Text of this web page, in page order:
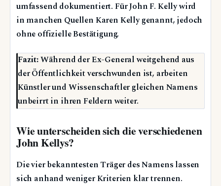
umfassend dokumentiert. Für John F. Kelly wird
in manchen Quellen Karen Kelly genannt, jedoch
ohne offizielle Bestätigung.
Fazit:Während der Ex-General weitgehend aus
der Öffentlichkeit verschwunden ist, arbeiten
Künstler und Wissenschaftler gleichen Namens
unbeirrt in ihren Feldern weiter.
Wie unterscheiden sich die verschiedenen
John Kellys?
Die vier bekanntesten Träger des Namens lassen
sich anhand weniger Kriterien klar trennen.